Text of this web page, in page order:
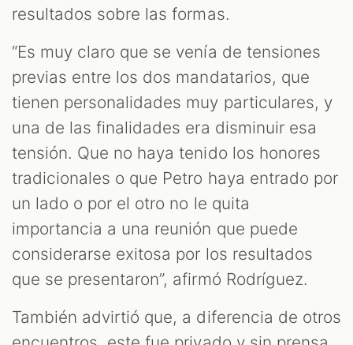
resultados sobre las formas.
“Es muy claro que se venía de tensiones
previas entre los dos mandatarios, que
tienen personalidades muy particulares, y
una de las finalidades era disminuir esa
tensión. Que no haya tenido los honores
tradicionales o que Petro haya entrado por
un lado o por el otro no le quita
importancia a una reunión que puede
considerarse exitosa por los resultados
que se presentaron”, afirmó Rodríguez.
También advirtió que, a diferencia de otros